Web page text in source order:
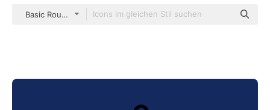
Basic Rounded Filled